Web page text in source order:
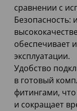
сравнении с
Безопасность:
обеспечивает
эксплуатации.
Удобство
в готовый
фитингами,
и сокращает